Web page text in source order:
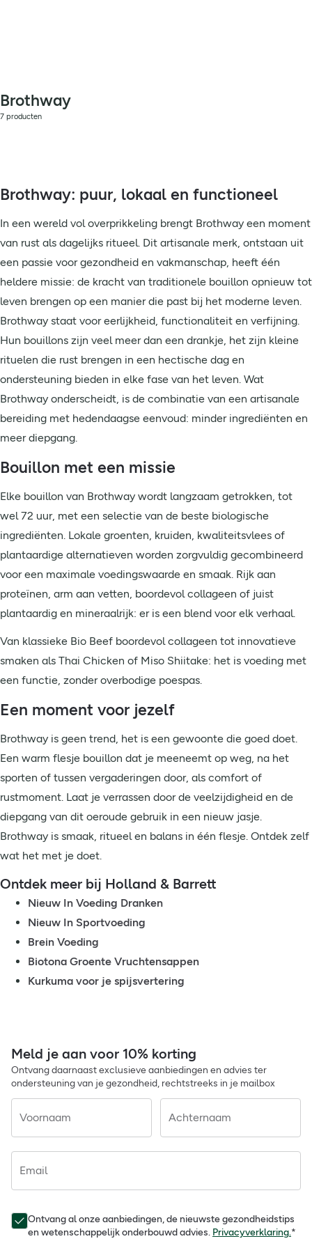
Brothway
7 producten
Brothway: puur, lokaal en functioneel
In een wereld vol overprikkeling brengt Brothway een moment
van rust als dagelijks ritueel. Dit artisanale merk, ontstaan uit
een passie voor gezondheid en vakmanschap, heeft één
heldere missie: de kracht van traditionele bouillon opnieuw tot
leven brengen op een manier die past bij het moderne leven.
Brothway staat voor eerlijkheid, functionaliteit en verfijning.
Hun bouillons zijn veel meer dan een drankje, het zijn kleine
rituelen die rust brengen in een hectische dag en
ondersteuning bieden in elke fase van het leven. Wat
Brothway onderscheidt, is de combinatie van een artisanale
bereiding met hedendaagse eenvoud: minder ingrediënten en
meer diepgang.
Bouillon met een missie
Elke bouillon van Brothway wordt langzaam getrokken, tot
wel 72 uur, met een selectie van de beste biologische
ingrediënten. Lokale groenten, kruiden, kwaliteitsvlees of
plantaardige alternatieven worden zorgvuldig gecombineerd
voor een maximale voedingswaarde en smaak. Rijk aan
proteïnen, arm aan vetten, boordevol collageen of juist
plantaardig en mineraalrijk: er is een blend voor elk verhaal.
Van klassieke Bio Beef boordevol collageen tot innovatieve
smaken als Thai Chicken of Miso Shiitake: het is voeding met
een functie, zonder overbodige poespas.
Een moment voor jezelf
Brothway is geen trend, het is een gewoonte die goed doet.
Een warm flesje bouillon dat je meeneemt op weg, na het
sporten of tussen vergaderingen door, als comfort of
rustmoment. Laat je verrassen door de veelzijdigheid en de
diepgang van dit oeroude gebruik in een nieuw jasje.
Brothway is smaak, ritueel en balans in één flesje. Ontdek zelf
wat het met je doet.
Ontdek meer bij Holland & Barrett
Nieuw In Voeding Dranken
Nieuw In Sportvoeding
Brein Voeding
Biotona Groente Vruchtensappen
Kurkuma voor je spijsvertering
Meld je aan voor 10% korting
Ontvang daarnaast exclusieve aanbiedingen en advies ter
ondersteuning van je gezondheid, rechtstreeks in je mailbox
Voornaam Achternaam
Email
Ontvang al onze aanbiedingen, de nieuwste gezondheidstips
en wetenschappelijk onderbouwd advies. Privacyverklaring.*